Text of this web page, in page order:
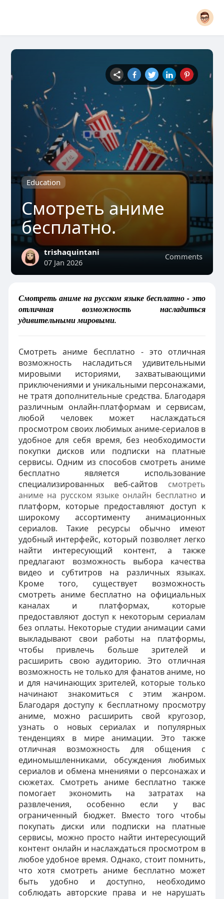
Education
Смотреть аниме
бесплатно.
Comments
trishaquintani
07 Jan 2026
Смотреть аниме на русском языке бесплатно - это
отличная возможность насладиться
удивительными мировыми.
Смотреть аниме бесплатно - это отличная
возможность насладиться удивительными
мировыми историями, захватывающими
приключениями и уникальными персонажами,
не тратя дополнительные средства. Благодаря
различным онлайн-платформам и сервисам,
любой человек может наслаждаться
просмотром своих любимых аниме-сериалов в
удобное для себя время, без необходимости
покупки дисков или подписки на платные
сервисы. Одним из способов смотреть аниме
бесплатно является использование
специализированных веб-сайтов смотреть
аниме на русском языке онлайн бесплатно и
платформ, которые предоставляют доступ к
широкому ассортименту анимационных
сериалов. Такие ресурсы обычно имеют
удобный интерфейс, который позволяет легко
найти интересующий контент, а также
предлагают возможность выбора качества
видео и субтитров на различных языках.
Кроме того, существует возможность
смотреть аниме бесплатно на официальных
каналах и платформах, которые
предоставляют доступ к некоторым сериалам
без оплаты. Некоторые студии анимации сами
выкладывают свои работы на платформы,
чтобы привлечь больше зрителей и
расширить свою аудиторию. Это отличная
возможность не только для фанатов аниме, но
и для начинающих зрителей, которые только
начинают знакомиться с этим жанром.
Благодаря доступу к бесплатному просмотру
аниме, можно расширить свой кругозор,
узнать о новых сериалах и популярных
тенденциях в мире анимации. Это также
отличная возможность для общения с
единомышленниками, обсуждения любимых
сериалов и обмена мнениями о персонажах и
сюжетах. Смотреть аниме бесплатно также
помогает экономить на затратах на
развлечения, особенно если у вас
ограниченный бюджет. Вместо того чтобы
покупать диски или подписки на платные
сервисы, можно просто найти интересующий
контент онлайн и наслаждаться просмотром в
любое удобное время. Однако, стоит помнить,
что хотя смотреть аниме бесплатно может
быть удобно и доступно, необходимо
соблюдать авторские права и не нарушать